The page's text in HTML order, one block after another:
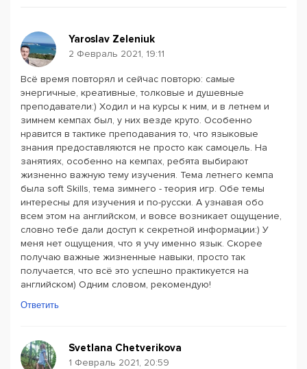
Yaroslav Zeleniuk
2 Февраль 2021, 19:11
Всё время повторял и сейчас повторю: самые
энергичные, креативные, толковые и душевные
преподаватели:) Ходил и на курсы к ним, и в летнем и
зимнем кемпах был, у них везде круто. Особенно
нравится в тактике преподавания то, что языковые
знания предоставляются не просто как самоцель. На
занятиях, особенно на кемпах, ребята выбирают
жизненно важную тему изучения. Тема летнего кемпа
была soft Skills, тема зимнего - теория игр. Обе темы
интересны для изучения и по-русски. А узнавая обо
всем этом на английском, и вовсе возникает ощущение,
словно тебе дали доступ к секретной информации:) У
меня нет ощущения, что я учу именно язык. Скорее
получаю важные жизненные навыки, просто так
получается, что всё это успешно практикуется на
английском) Одним словом, рекомендую!
Ответить
Svetlana Chetverikova
1 Февраль 2021, 20:59